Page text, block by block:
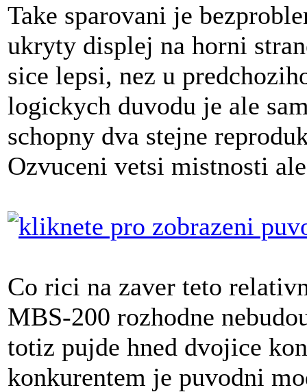
Take sparovani je
ukryty displej na horni
sice lepsi, nez u
logickych duvodu je ale
schopny dva stejne
Ozvuceni vetsi mistnosti
Co rici na zaver teto
MBS-200 rozhodne
totiz pujde hned dvojice
konkurentem je puvodni